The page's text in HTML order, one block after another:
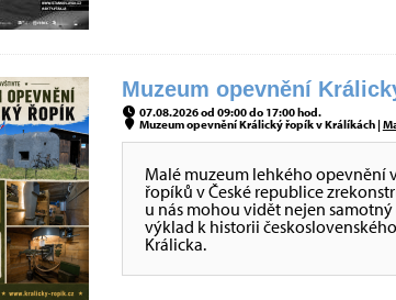
Muzeum opevnění
07.08.2026 od 09:00 do 17:00 hod.
Muzeum opevnění Králický řopík v Králíkách |
Malé muzeum lehkého opevnění
řopíků v České republice
u nás mohou vidět nejen
výklad k historii
Králicka.